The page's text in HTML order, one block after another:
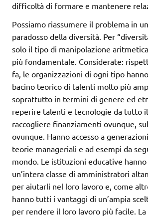
difficoltà di formare e mantenere
Possiamo riassumere il problema in
paradosso della diversità. Per
solo il tipo di manipolazione
più fondamentale. Considerate:
fa, le organizzazioni di ogni tipo
bacino teorico di talenti molto più
soprattutto in termini di genere ed
reperire talenti e tecnologie da tutto
raccogliere finanziamenti ovunque,
ovunque. Hanno accesso a
teorie manageriali e ad esempi da
mondo. Le istituzioni educative
un’intera classe di amministratori
per aiutarli nel loro lavoro e, come
hanno tutti i vantaggi di un’ampia
per rendere il loro lavoro più facile. La